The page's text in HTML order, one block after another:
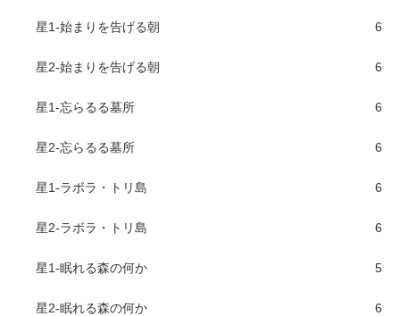
星1-始まりを告げる朝 6
星2-始まりを告げる朝 6
星1-忘らるる墓所 6
星2-忘らるる墓所 6
星1-ラボラ・トリ島 6
星2-ラボラ・トリ島 6
星1-眠れる森の何か 5
星2-眠れる森の何か 6